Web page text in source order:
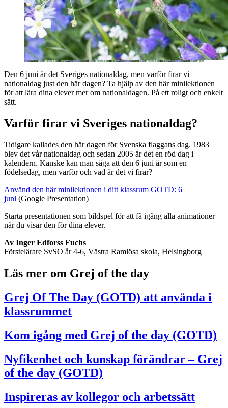
Den 6 juni är det Sveriges nationaldag, men varför firar vi
nationaldag just den här dagen? Ta hjälp av den här minilektionen
för att lära dina elever mer om nationaldagen. På ett roligt och enkelt
sätt.
Varför firar vi Sveriges nationaldag?
Tidigare kallades den här dagen för Svenska flaggans dag. 1983
blev det vår nationaldag och sedan 2005 är det en röd dag i
kalendern. Kanske kan man säga att den 6 juni är som en
födelsedag, men varför och vad är det vi firar?
Använd den här minilektionen i ditt klassrum GOTD: 6
juni (Google Presentation)
Starta presentationen som bildspel för att få igång alla animationer
när du visar den för dina elever.
Av Inger Edforss Fuchs
Förstelärare SvSO år 4-6, Västra Ramlösa skola, Helsingborg
Läs mer om Grej of the day
Grej Of The Day (GOTD) att använda i
klassrummet
Kom igång med Grej of the day (GOTD)
Nyfikenhet och kunskap förändrar – Grej
of the day (GOTD)
Inspireras av kollegor och arbetssätt